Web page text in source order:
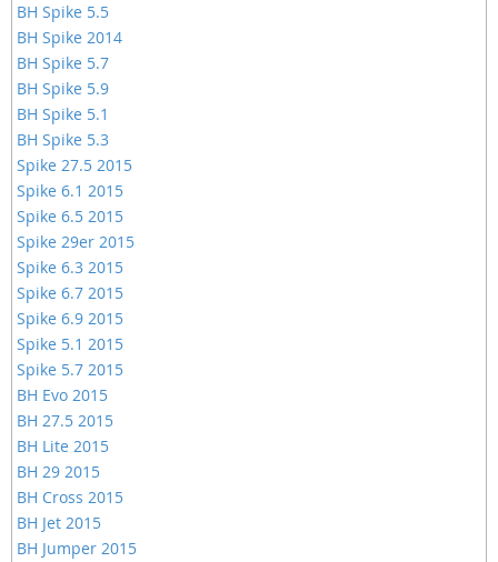
BH Spike 5.5
BH Spike 2014
BH Spike 5.7
BH Spike 5.9
BH Spike 5.1
BH Spike 5.3
Spike 27.5 2015
Spike 6.1 2015
Spike 6.5 2015
Spike 29er 2015
Spike 6.3 2015
Spike 6.7 2015
Spike 6.9 2015
Spike 5.1 2015
Spike 5.7 2015
BH Evo 2015
BH 27.5 2015
BH Lite 2015
BH 29 2015
BH Cross 2015
BH Jet 2015
BH Jumper 2015